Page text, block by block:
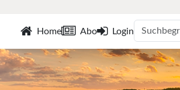
Home Abo Login